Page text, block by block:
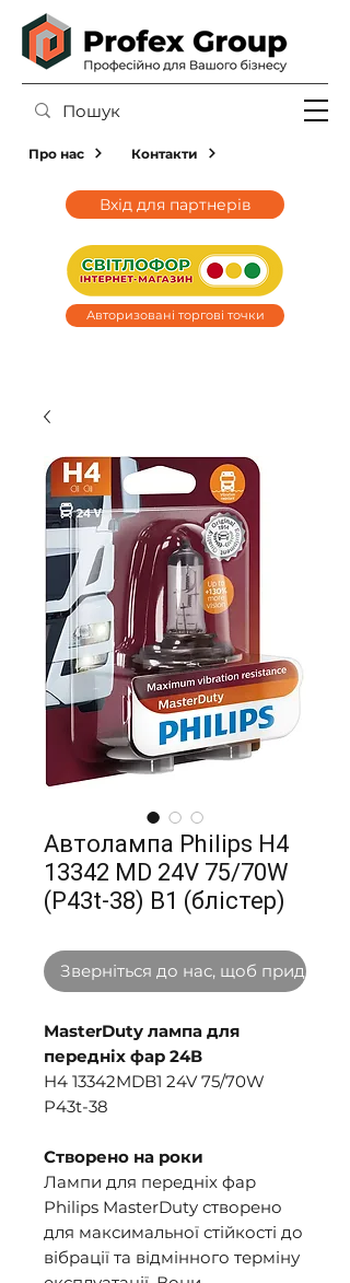
Про нас Контакти
Вхід для партнерів
Авторизовані торгові точки
Автолампа Philips H4
13342 MD 24V 75/70W
(P43t-38) В1 (блістер)
Зверніться до нас, щоб придбати
MasterDuty лампа для
передніх фар 24В
H4 13342MDB1 24V 75/70W
P43t-38
Створено на роки
Лампи для передніх фар
Philips MasterDuty створено
для максимальної стійкості до
вібрації та відмінного терміну